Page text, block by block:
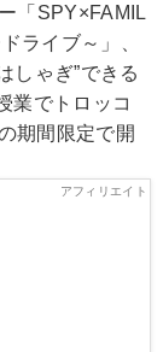
「SPY×FAMIL
ライブ～」、
しゃぎ”できる
業でトロッコ
期間限定で開